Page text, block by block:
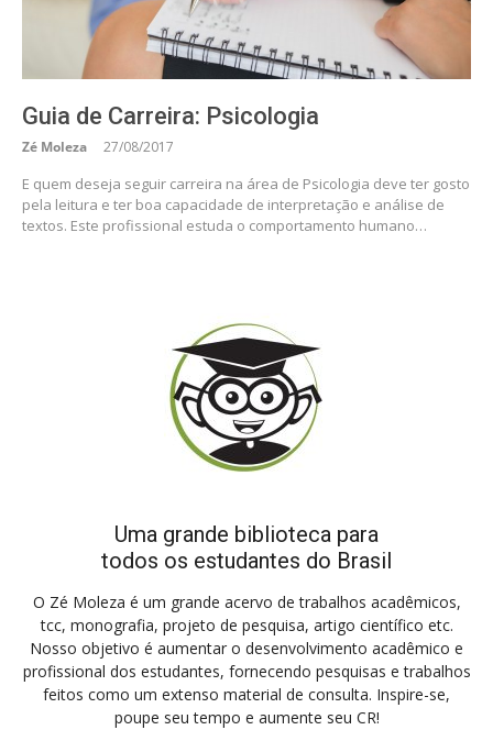
Guia de Carreira: Psicologia
Zé Moleza 27/08/2017
E quem deseja seguir carreira na área de Psicologia deve ter gosto
pela leitura e ter boa capacidade de interpretação e análise de
textos. Este profissional estuda o comportamento humano…
Uma grande biblioteca para
todos os estudantes do Brasil
O Zé Moleza é um grande acervo de trabalhos acadêmicos,
tcc, monografia, projeto de pesquisa, artigo científico etc.
Nosso objetivo é aumentar o desenvolvimento acadêmico e
profissional dos estudantes, fornecendo pesquisas e trabalhos
feitos como um extenso material de consulta. Inspire-se,
poupe seu tempo e aumente seu CR!